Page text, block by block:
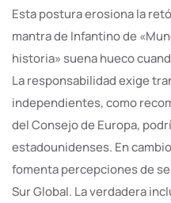
Esta postura erosiona la
mantra de Infantino de
historia» suena hueco
La responsabilidad exige
independientes, como
del Consejo de Europa,
estadounidenses. En
fomenta percepciones de
Sur Global. La verdadera